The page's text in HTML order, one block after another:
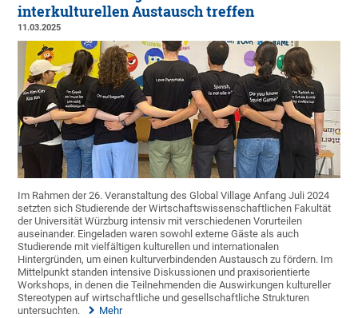
interkulturellen Austausch treffen
11.03.2025
Im Rahmen der 26. Veranstaltung des Global Village Anfang Juli 2024
setzten sich Studierende der Wirtschaftswissenschaftlichen Fakultät
der Universität Würzburg intensiv mit verschiedenen Vorurteilen
auseinander. Eingeladen waren sowohl externe Gäste als auch
Studierende mit vielfältigen kulturellen und internationalen
Hintergründen, um einen kulturverbindenden Austausch zu fördern. Im
Mittelpunkt standen intensive Diskussionen und praxisorientierte
Workshops, in denen die Teilnehmenden die Auswirkungen kultureller
Stereotypen auf wirtschaftliche und gesellschaftliche Strukturen
untersuchten.
Mehr